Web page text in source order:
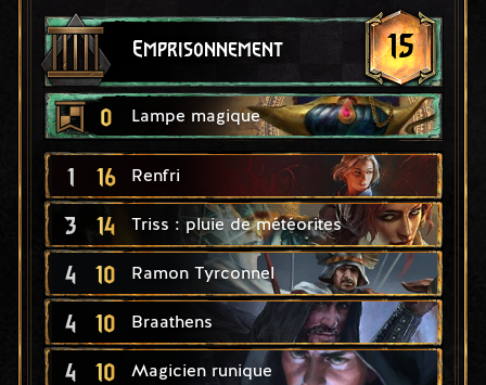
Emprisonnement 15
0 Lampe magique
1 16 Renfri
3 14 Triss : pluie de météorites
4 10 Ramon Tyrconnel
4 10 Braathens
4 10 Magicien runique